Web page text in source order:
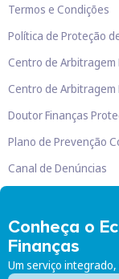
Conheça o
Finanças
Um serviço
Termos e Condições
Política de Proteção
Centro de Arbitragem
Centro de Arbitragem
Doutor Finanças
Plano de Prevenção
Canal de Denúncias